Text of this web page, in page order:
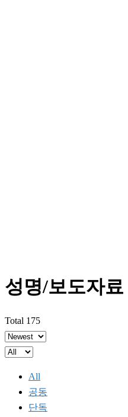
성명/보도자료
Total 175
All
공동
단독